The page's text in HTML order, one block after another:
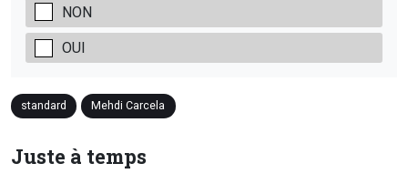
NON
OUI
standard Mehdi Carcela
Juste à temps